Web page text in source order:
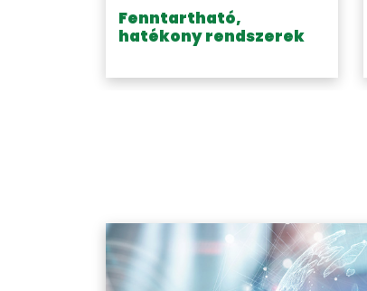
Fenntartható,
hatékony rendszerek